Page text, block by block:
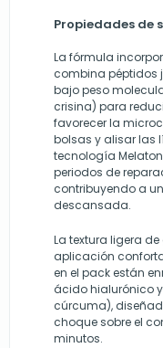
Propiedades de
La fórmula
combina péptidos
bajo peso
crisina) para
favorecer la
bolsas y alisar las
tecnología
periodos de
contribuyendo a
descansada.
La textura ligera
aplicación
en el pack están
ácido hialurónico
cúrcuma),
choque sobre el
minutos.